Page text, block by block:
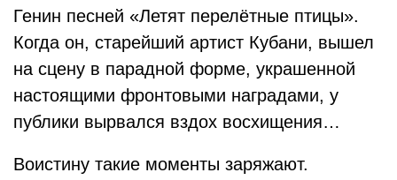
Генин песней «Летят перелётные птицы».
Когда он, старейший артист Кубани, вышел
на сцену в парадной форме, украшенной
настоящими фронтовыми наградами, у
публики вырвался вздох восхищения…
Воистину такие моменты заряжают.